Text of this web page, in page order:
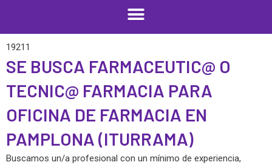
19211
SE BUSCA FARMACEUTIC@ O
TECNIC@ FARMACIA PARA
OFICINA DE FARMACIA EN
PAMPLONA (ITURRAMA)
Buscamos un/a profesional con un mínimo de experiencia,